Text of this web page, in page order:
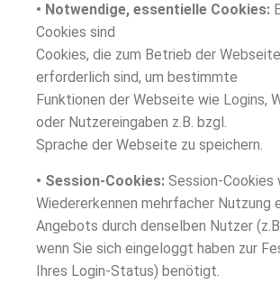
• Notwendige, essentielle Cookies:
Cookies sind
Cookies, die zum Betrieb der
erforderlich sind, um bestimmte
Funktionen der Webseite wie Logins,
oder Nutzereingaben z.B. bzgl.
Sprache der Webseite zu speichern.
• Session-Cookies: Session-Cookies
Wiedererkennen mehrfacher Nutzung
Angebots durch denselben Nutzer
wenn Sie sich eingeloggt haben zur
Ihres Login-Status) benötigt.